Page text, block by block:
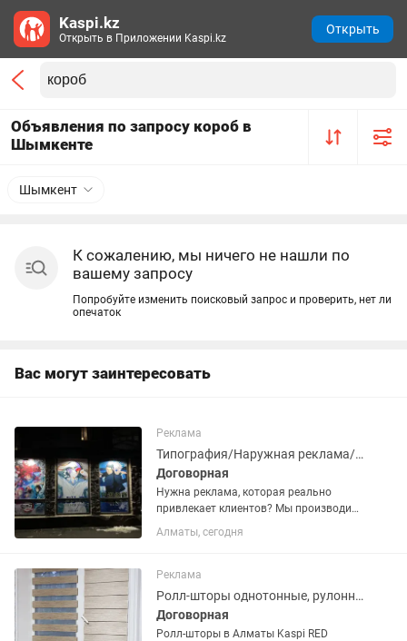
Объявления по запросу короб в
Шымкенте
Шымкент
К сожалению, мы ничего не нашли по
вашему запросу
Попробуйте изменить поисковый запрос и проверить, нет ли
опечаток
Вас могут заинтересовать
Реклама
Типография/Наружная реклама/Шелкография
Договорная
Нужна реклама, которая реально
привлекает клиентов? Мы производим
всё-от стильных визиток до
масштабных рекламных стендов и
оборудовании, гарантируем четкую...
Алматы, сегодня
Реклама
Ролл-шторы однотонные, рулонные шторы мини, в коробе, кассетные
Договорная
Ролл-шторы в Алматы Kaspi RED
Kaspi.kz
Открыть в Приложении Kaspi.kz
Открыть